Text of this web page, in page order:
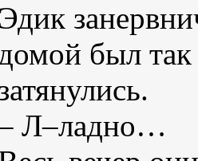
Эдик
был так
Л–ладно…